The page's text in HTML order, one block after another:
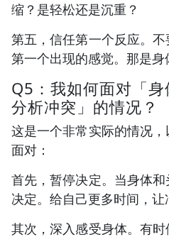
缩？是轻松还是沉重？
第五，信任第一个反应。
第一个出现的感觉。那是身
Q5：我如何面对「
分析冲突」的情况？
这是一个非常实际的情况
面对：
首先，暂停决定。当身体
决定。给自己更多时间，让
其次，深入感受身体。有